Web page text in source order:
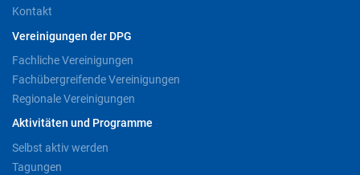
Kontakt
Vereinigungen der DPG
Fachliche Vereinigungen
Fachübergreifende Vereinigungen
Regionale Vereinigungen
Aktivitäten und Programme
Selbst aktiv werden
Tagungen